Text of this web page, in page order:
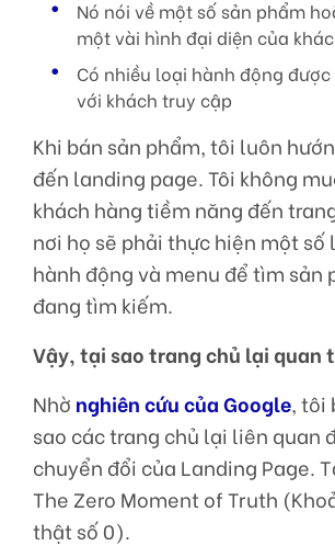
Nó nói về một số sản phẩm
một vài hình đại diện của
Có nhiều loại hành động
với khách truy cập
Khi bán sản phẩm, tôi luôn
đến landing page. Tôi không
khách hàng tiềm năng đến
nơi họ sẽ phải thực hiện một số
hành động và menu để tìm sản
đang tìm kiếm.
Vậy, tại sao trang chủ lại quan
Nhờ nghiên cứu của Google, tôi
sao các trang chủ lại liên quan
chuyển đổi của Landing Page.
The Zero Moment of Truth
thật số 0).